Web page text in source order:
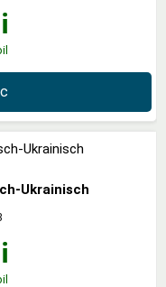
Ukrainisch